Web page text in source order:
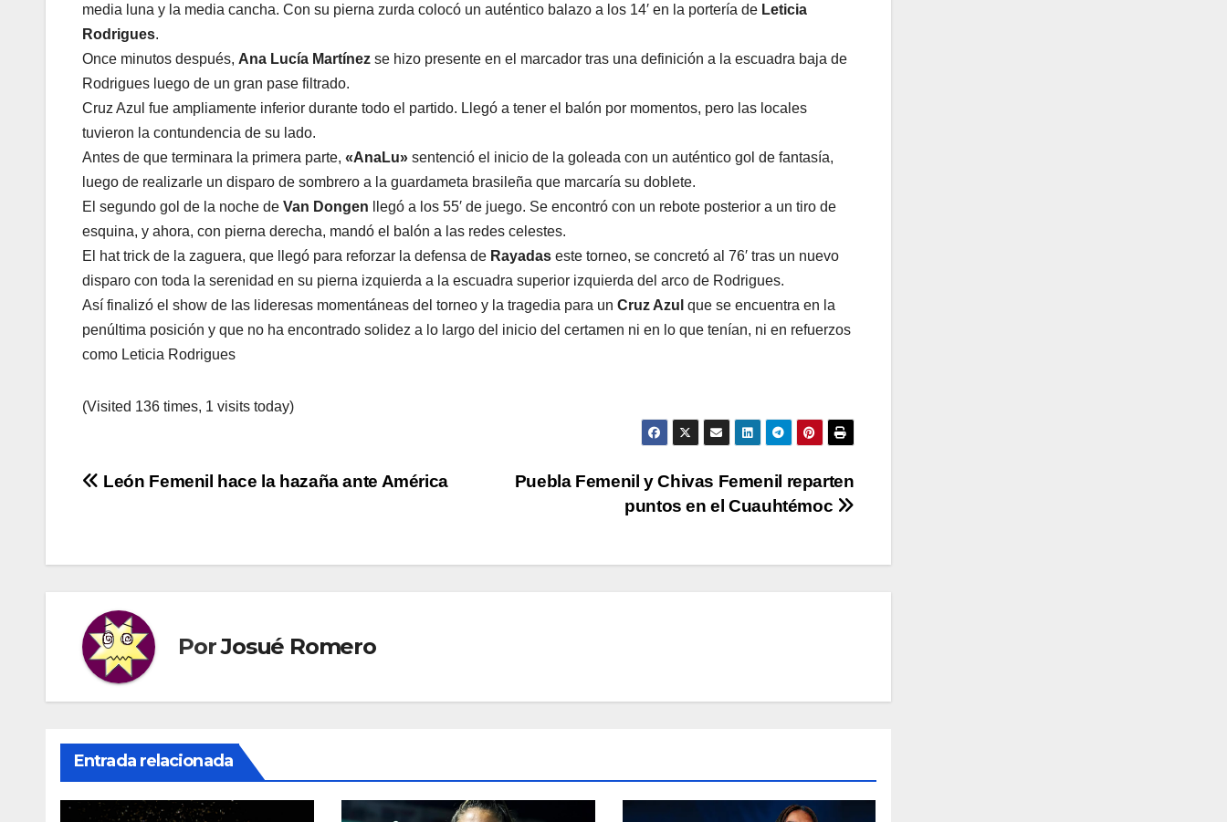
media luna y la media cancha. Con su pierna zurda colocó un auténtico balazo a los 14′ en la portería de Leticia
Rodrigues.
Once minutos después, Ana Lucía Martínez se hizo presente en el marcador tras una definición a la escuadra baja de
Rodrigues luego de un gran pase filtrado.
Cruz Azul fue ampliamente inferior durante todo el partido. Llegó a tener el balón por momentos, pero las locales
tuvieron la contundencia de su lado.
Antes de que terminara la primera parte, «AnaLu» sentenció el inicio de la goleada con un auténtico gol de fantasía,
luego de realizarle un disparo de sombrero a la guardameta brasileña que marcaría su doblete.
El segundo gol de la noche de Van Dongen llegó a los 55′ de juego. Se encontró con un rebote posterior a un tiro de
esquina, y ahora, con pierna derecha, mandó el balón a las redes celestes.
El hat trick de la zaguera, que llegó para reforzar la defensa de Rayadas este torneo, se concretó al 76′ tras un nuevo
disparo con toda la serenidad en su pierna izquierda a la escuadra superior izquierda del arco de Rodrigues.
Así finalizó el show de las lideresas momentáneas del torneo y la tragedia para un Cruz Azul que se encuentra en la
penúltima posición y que no ha encontrado solidez a lo largo del inicio del certamen ni en lo que tenían, ni en refuerzos
como Leticia Rodrigues
(Visited 136 times, 1 visits today)
Navegación
entradas
Puebla Femenil y Chivas Femenil reparten
puntos en el Cuauhtémoc
León Femenil hace la hazaña ante América
PorJosué Romero
Entrada relacionada